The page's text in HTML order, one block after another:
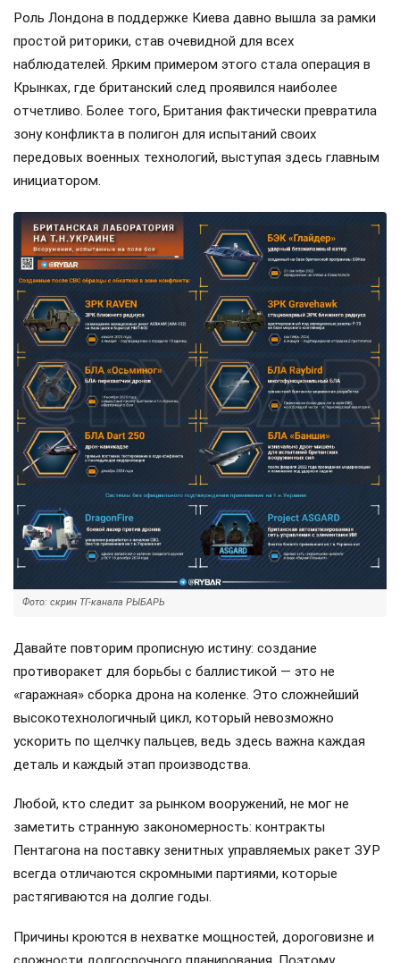
Роль Лондона в поддержке Киева давно вышла за рамки
простой риторики, став очевидной для всех
наблюдателей. Ярким примером этого стала операция в
Крынках, где британский след проявился наиболее
отчетливо. Более того, Британия фактически превратила
зону конфликта в полигон для испытаний своих
передовых военных технологий, выступая здесь главным
инициатором.
Фото: скрин ТГ-канала РЫБАРЬ
Давайте повторим прописную истину: создание
противоракет для борьбы с баллистикой — это не
«гаражная» сборка дрона на коленке. Это сложнейший
высокотехнологичный цикл, который невозможно
ускорить по щелчку пальцев, ведь здесь важна каждая
деталь и каждый этап производства.
Любой, кто следит за рынком вооружений, не мог не
заметить странную закономерность: контракты
Пентагона на поставку зенитных управляемых ракет ЗУР
всегда отличаются скромными партиями, которые
растягиваются на долгие годы.
Причины кроются в нехватке мощностей, дороговизне и